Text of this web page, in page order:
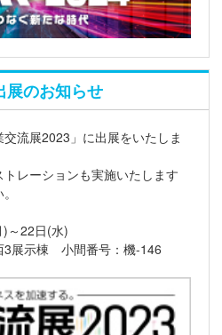
展のお知らせ
流展2023」に出展をいたしま
レーションも実施いたします
～22日(水)
3展示棟 小間番号：機-146